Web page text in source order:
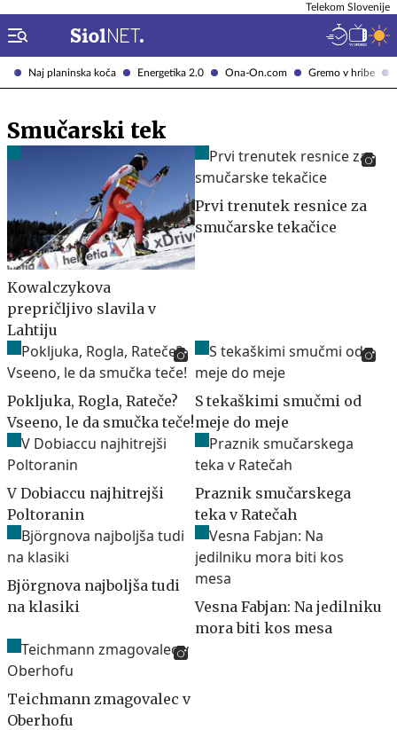
Naj planinska koča Energetika 2.0 Ona-On.com Gremo v hribe
Telekom Slovenije
Smučarski tek
Kowalczykova
prepričljivo slavila v
Lahtiju
Prvi trenutek resnice za
smučarske tekačice
Pokljuka, Rogla, Rateče?
Vseeno, le da smučka teče!
S tekaškimi smučmi od
meje do meje
V Dobiaccu najhitrejši
Poltoranin
Praznik smučarskega
teka v Ratečah
Björgnova najboljša tudi
na klasiki
Vesna Fabjan: Na jedilniku
mora biti kos mesa
Teichmann zmagovalec v
Oberhofu